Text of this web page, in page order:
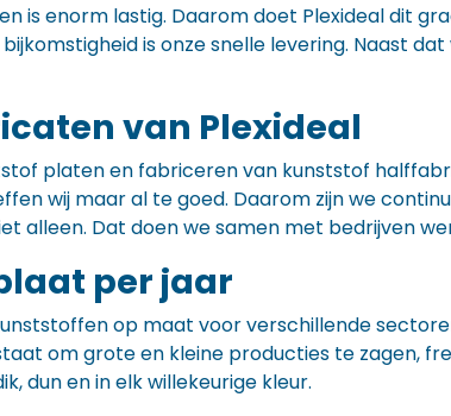
is enorm lastig. Daarom doet Plexideal dit
is onze snelle levering. Naast
van Plexideal
platen en fabriceren van kunststof
wij maar al te goed. Daarom zijn we
alleen. Dat doen we samen met bedrijven
per jaar
op maat voor verschillende
om grote en kleine producties te zagen,
dun en in elk willekeurige kleur.